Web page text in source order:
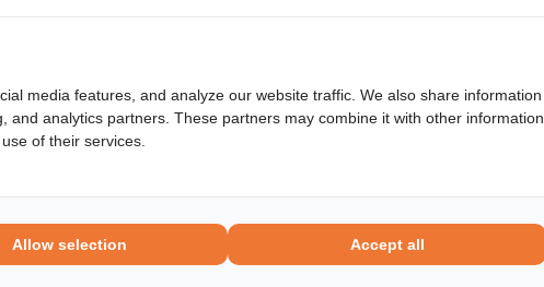
media features, and analyze our website traffic. We also share information
analytics partners. These partners may combine it with other information
of their services.
Allow selection Accept all